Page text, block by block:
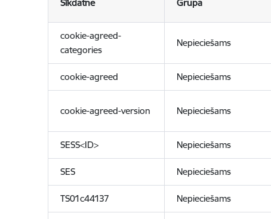
Sīkdatne Grupa
cookie-agreed-
categories
Nepieciešams
cookie-agreed Nepieciešams
cookie-agreed-version Nepieciešams
SESS<ID> Nepieciešams
SES Nepieciešams
TS01c44137 Nepieciešams